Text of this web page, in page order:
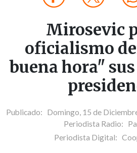
Mirosevic
oficialismo
buena hora"
Publicado: Domingo, 15 de
Periodista Radio:
Periodista Digital: